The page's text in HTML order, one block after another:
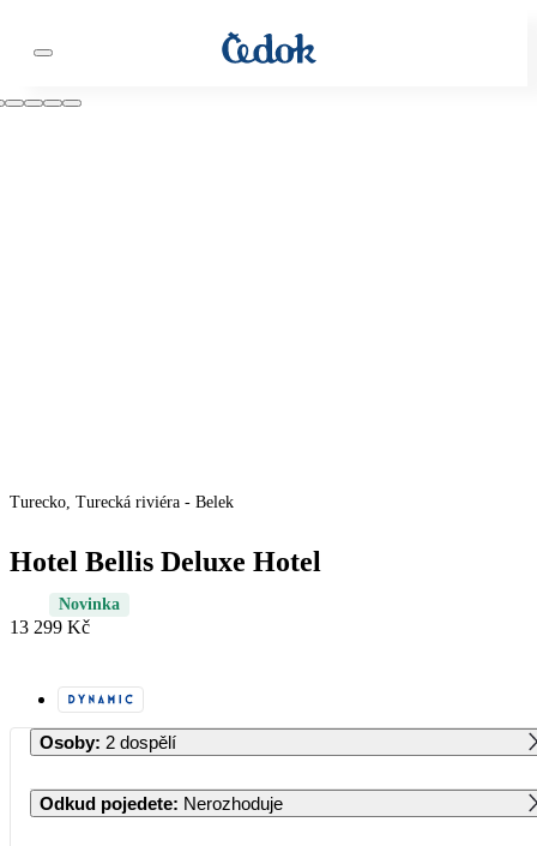
Turecko, Turecká riviéra - Belek
Hotel Bellis Deluxe Hotel
Novinka
13 299 Kč
Osoby: 2 dospělí
Odkud pojedete: Nerozhoduje